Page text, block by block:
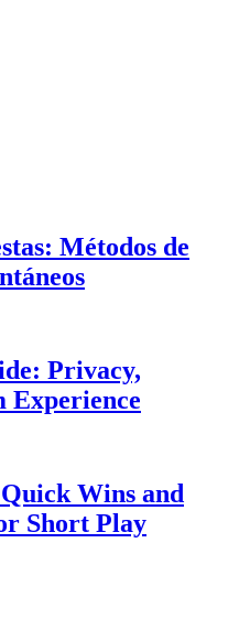
Métodos de
Privacy,
Experience
Wins and
Short Play